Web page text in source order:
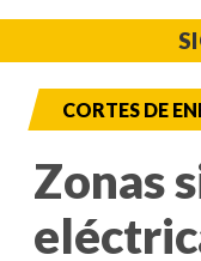
CORTES DE
Zonas